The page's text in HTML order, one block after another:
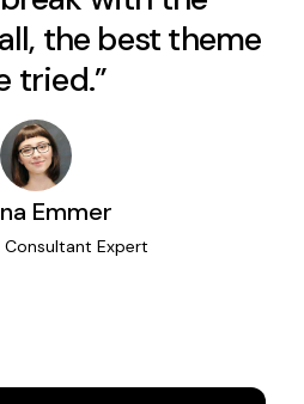
the best theme
tried.”
Emmer
Consultant Expert